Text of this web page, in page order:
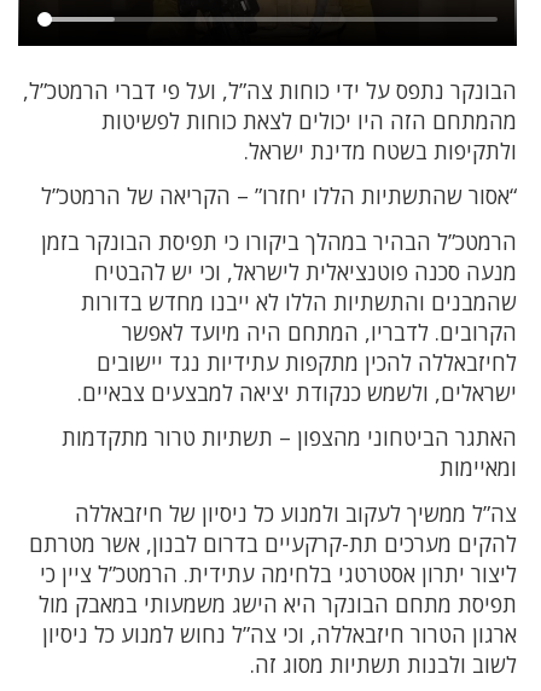
הבונקר נתפס על ידי כוחות צה”ל, ועל פי דברי הרמטכ”ל,
מהמתחם הזה היו יכולים לצאת כוחות לפשיטות
ולתקיפות בשטח מדינת ישראל.
“אסור שהתשתיות הללו יחזרו” – הקריאה של הרמטכ”ל
הרמטכ”ל הבהיר במהלך ביקורו כי תפיסת הבונקר בזמן
מנעה סכנה פוטנציאלית לישראל, וכי יש להבטיח
שהמבנים והתשתיות הללו לא ייבנו מחדש בדורות
הקרובים. לדבריו, המתחם היה מיועד לאפשר
לחיזבאללה להכין מתקפות עתידיות נגד יישובים
ישראלים, ולשמש כנקודת יציאה למבצעים צבאיים.
האתגר הביטחוני מהצפון – תשתיות טרור מתקדמות
ומאיימות
צה”ל ממשיך לעקוב ולמנוע כל ניסיון של חיזבאללה
להקים מערכים תת-קרקעיים בדרום לבנון, אשר מטרתם
ליצור יתרון אסטרטגי בלחימה עתידית. הרמטכ”ל ציין כי
תפיסת מתחם הבונקר היא הישג משמעותי במאבק מול
ארגון הטרור חיזבאללה, וכי צה”ל נחוש למנוע כל ניסיון
לשוב ולבנות תשתיות מסוג זה.